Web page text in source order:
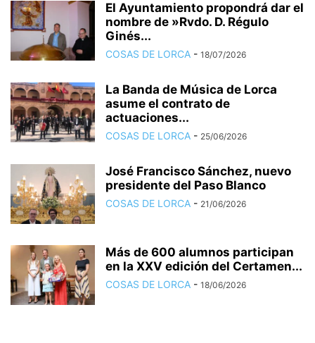
El Ayuntamiento propondrá dar el
nombre de »Rvdo. D. Régulo
Ginés...
COSAS DE LORCA - 18/07/2026
La Banda de Música de Lorca
asume el contrato de
actuaciones...
COSAS DE LORCA - 25/06/2026
José Francisco Sánchez, nuevo
presidente del Paso Blanco
COSAS DE LORCA - 21/06/2026
Más de 600 alumnos participan
en la XXV edición del Certamen...
COSAS DE LORCA - 18/06/2026